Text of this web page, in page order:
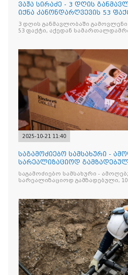
ვაჟა სირაძე - 3 დღის
იქნა კანონდარღვევის 53
სამართალდამრღვევია
3 დღის განმავლობაში
53 ფაქტი, აქედან
2025-10-21 11:40
საგამოძიებო სამსახური -
სარეალიზაციოდ
მეტი „Jacobs Monar
საგამოძიებო სამსახური -
სარეალიზაციოდ გამზადებული,
„Raffaello”-ს სასაქონლო ნიშნით
ტკბილეული